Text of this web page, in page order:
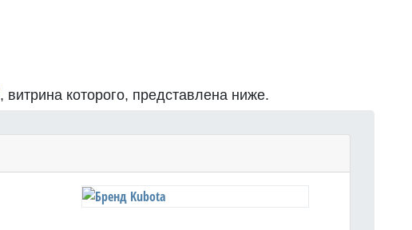
, витрина которого, представлена ниже.